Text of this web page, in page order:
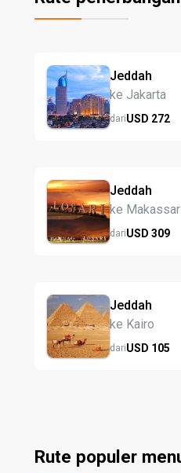
Jeddah
ke Jakarta
dariUSD 272
Jeddah
ke Makassar
dariUSD 309
Jeddah
ke Kairo
dariUSD 105
Rute populer